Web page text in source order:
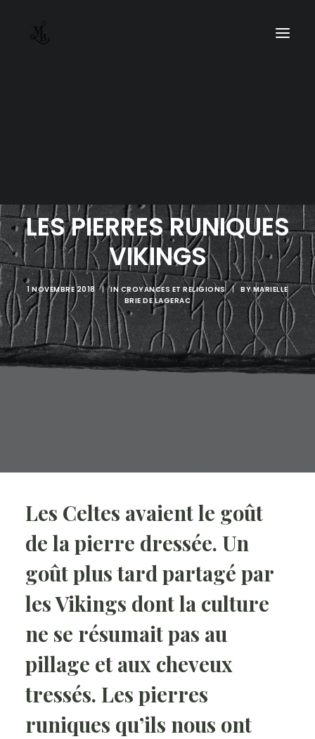
LES PIERRES RUNIQUES
VIKINGS
1 NOVEMBRE 2018 | INCROYANCES ET RELIGIONS | BYMARIELLE
BRIE DE LAGERAC
Les Celtes avaient le goût
de la pierre dressée. Un
goût plus tard partagé par
les Vikings dont la culture
ne se résumait pas au
pillage et aux cheveux
tressés. Les pierres
runiques qu’ils nous ont